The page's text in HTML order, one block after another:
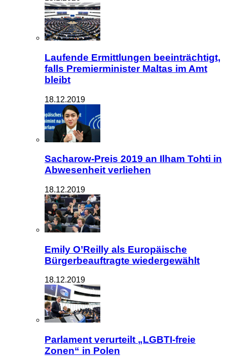
Laufende Ermittlungen beeinträchtigt,
falls Premierminister Maltas im Amt
bleibt
18.12.2019
Sacharow-Preis 2019 an Ilham Tohti in
Abwesenheit verliehen
18.12.2019
Emily O’Reilly als Europäische
Bürgerbeauftragte wiedergewählt
18.12.2019
Parlament verurteilt „LGBTI-freie
Zonen“ in Polen